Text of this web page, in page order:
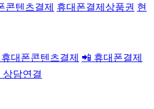
콘텐츠결제 휴대폰결제상품권 현
휴대폰콘텐츠결제 📲 휴대폰결제
상담연결